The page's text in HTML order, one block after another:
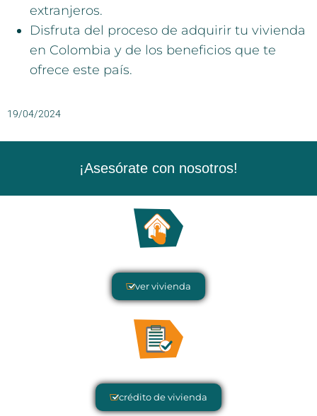
extranjeros.
Disfruta del proceso de adquirir tu vivienda
en Colombia y de los beneficios que te
ofrece este país.
19/04/2024
¡Asesórate con nosotros!
ver vivienda
crédito de vivienda